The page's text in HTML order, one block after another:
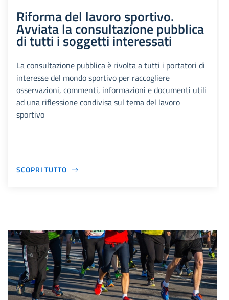
Riforma del lavoro sportivo.
Avviata la consultazione pubblica
di tutti i soggetti interessati
La consultazione pubblica è rivolta a tutti i portatori di
interesse del mondo sportivo per raccogliere
osservazioni, commenti, informazioni e documenti utili
ad una riflessione condivisa sul tema del lavoro
sportivo
SCOPRI TUTTO